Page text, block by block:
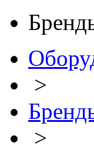
>
>